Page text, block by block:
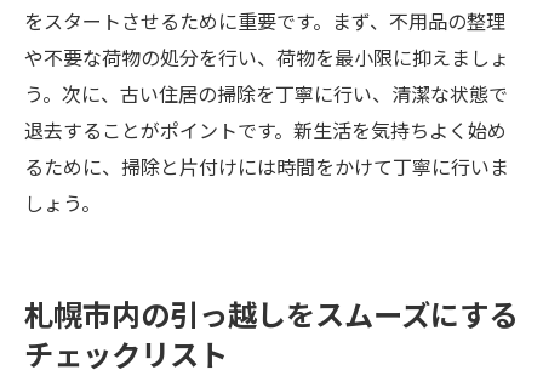
をスタートさせるために重要です。まず、不用品の整理
や不要な荷物の処分を行い、荷物を最小限に抑えましょ
う。次に、古い住居の掃除を丁寧に行い、清潔な状態で
退去することがポイントです。新生活を気持ちよく始め
るために、掃除と片付けには時間をかけて丁寧に行いま
しょう。
札幌市内の引っ越しをスムーズにする
チェックリスト